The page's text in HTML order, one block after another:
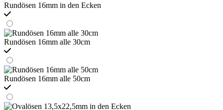
Rundösen 16mm in den Ecken
Rundösen 16mm alle 30cm
Rundösen 16mm alle 50cm